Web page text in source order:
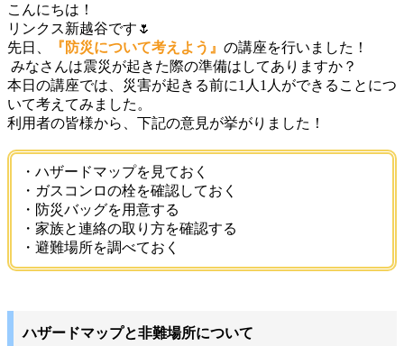
こんにちは！
リンクス新越谷です🌷
先日、
『防災について考えよう』 の講座を行いました！
みなさんは震災が起きた際の準備はしてありますか？
本日の講座では、災害が起きる前に1人1人ができることにつ
いて考えてみました。
利用者の皆様から、下記の意見が挙がりました！
・ハザードマップを見ておく
・ガスコンロの栓を確認しておく
・防災バッグを用意する
・家族と連絡の取り方を確認する
・避難場所を調べておく
ハザードマップと非難場所について